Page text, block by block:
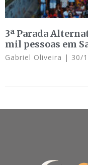
3ª Parada
mil pessoas em
Gabriel Oliveira 30/